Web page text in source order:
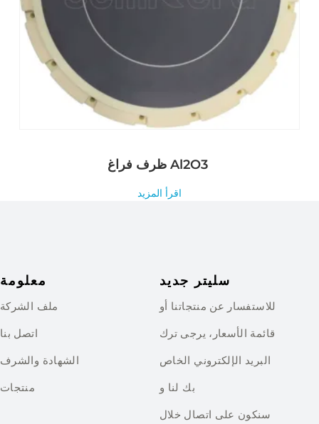
ظرف فراغ Al2O3
اقرأ المزيد
معلومة
ملف الشركة
اتصل بنا
الشهادة والشرف
منتجات
سليتر جديد
للاستفسار عن منتجاتنا أو
قائمة الأسعار، يرجى ترك
البريد الإلكتروني الخاص
بك لنا و
سنكون على اتصال خلال